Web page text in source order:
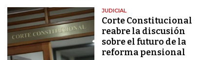
JUDICIAL
Corte Constitucional
reabre la discusión
sobre el futuro de la
reforma pensional